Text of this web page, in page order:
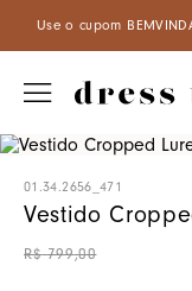
BEMVINDA15 e ganhe
01.34.2656_471
Vestido
R$ 799,00